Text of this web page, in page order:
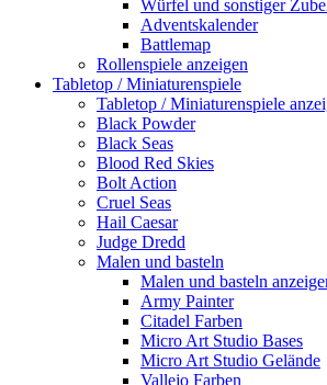
Würfel und sonstiger
Adventskalender
Battlemap
Rollenspiele anzeigen
Tabletop / Miniaturenspiele
Tabletop / Miniaturenspiele
Black Powder
Black Seas
Blood Red Skies
Bolt Action
Cruel Seas
Hail Caesar
Judge Dredd
Malen und basteln
Malen und basteln
Army Painter
Citadel Farben
Micro Art Studio Bases
Micro Art Studio Gelände
Vallejo Farben